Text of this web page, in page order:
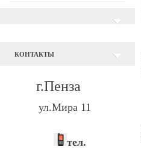
КОНТАКТЫ
г.Пенза
ул.Мира 11
тел.